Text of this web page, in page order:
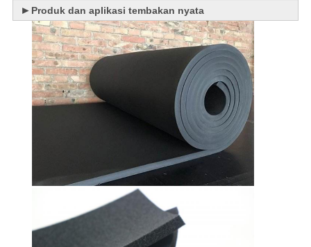
► Produk dan aplikasi tembakan nyata